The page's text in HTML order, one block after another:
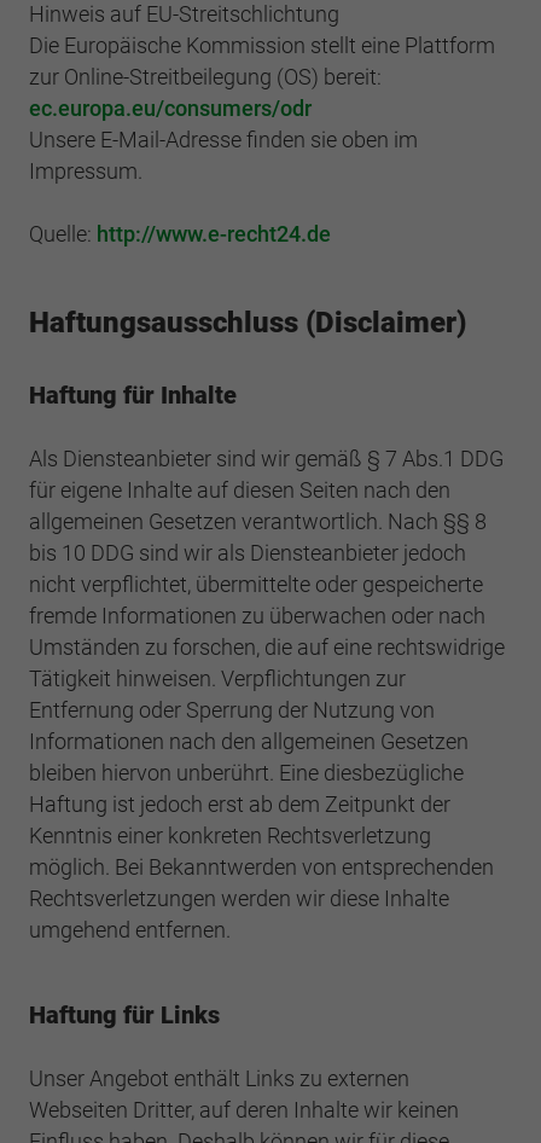
Hinweis auf EU-Streitschlichtung
Die Europäische Kommission stellt eine Plattform
zur Online-Streitbeilegung (OS) bereit:
ec.europa.eu/consumers/odr
Unsere E-Mail-Adresse finden sie oben im
Impressum.
Quelle: http://www.e-recht24.de
Haftungsausschluss (Disclaimer)
Haftung für Inhalte
Als Diensteanbieter sind wir gemäß § 7 Abs.1 DDG
für eigene Inhalte auf diesen Seiten nach den
allgemeinen Gesetzen verantwortlich. Nach §§ 8
bis 10 DDG sind wir als Diensteanbieter jedoch
nicht verpflichtet, übermittelte oder gespeicherte
fremde Informationen zu überwachen oder nach
Umständen zu forschen, die auf eine rechtswidrige
Tätigkeit hinweisen. Verpflichtungen zur
Entfernung oder Sperrung der Nutzung von
Informationen nach den allgemeinen Gesetzen
bleiben hiervon unberührt. Eine diesbezügliche
Haftung ist jedoch erst ab dem Zeitpunkt der
Kenntnis einer konkreten Rechtsverletzung
möglich. Bei Bekanntwerden von entsprechenden
Rechtsverletzungen werden wir diese Inhalte
umgehend entfernen.
Haftung für Links
Unser Angebot enthält Links zu externen
Webseiten Dritter, auf deren Inhalte wir keinen
Zweck
Dieser Wert speichert Ihre Consent-
Einstellungen. Unter anderem eine zufällig
generierte ID, für die historische
Speicherung Ihrer vorgenommen
Einstellungen, falls der Webseiten-Betreiber
Anbieter BWV Nordhessen
Anbieter Google Analytics
Laufzeit 2 Jahre
Analytics verwendet.
Name _gid
Zweck
Registriert eine eindeutige ID, die verwendet
wird, um statistische Daten dazu, wie der
Besucher die Website nutzt, zu generieren.